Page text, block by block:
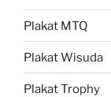
Plakat MTQ
Plakat Wisuda
Plakat Trophy